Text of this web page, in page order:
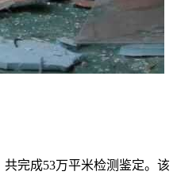
完成53万平米检测鉴定。该